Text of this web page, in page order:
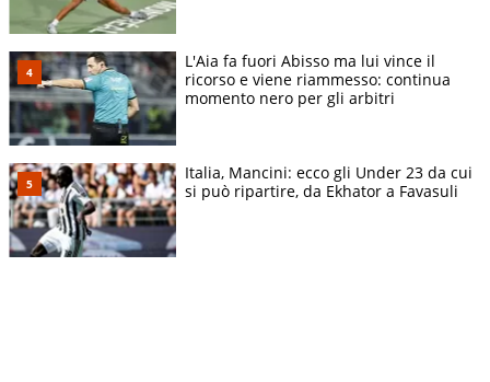
L'Aia fa fuori Abisso ma lui vince il
ricorso e viene riammesso: continua
momento nero per gli arbitri
Italia, Mancini: ecco gli Under 23 da cui
si può ripartire, da Ekhator a Favasuli